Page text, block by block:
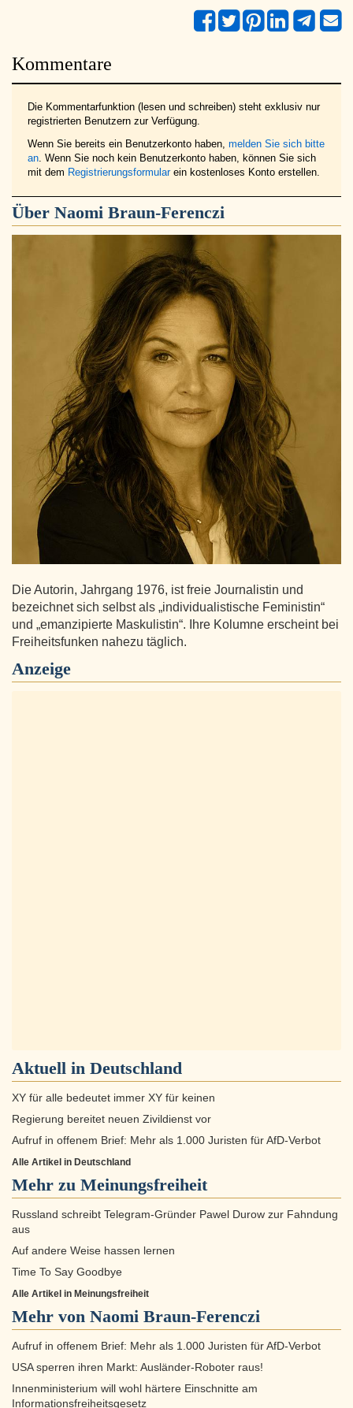
Kommentare
Die Kommentarfunktion (lesen und schreiben) steht exklusiv nur
registrierten Benutzern zur Verfügung.
Wenn Sie bereits ein Benutzerkonto haben, melden Sie sich bitte
an . Wenn Sie noch kein Benutzerkonto haben, können Sie sich
mit dem Registrierungsformularein kostenloses Konto erstellen.
Über Naomi Braun-Ferenczi
Die Autorin, Jahrgang 1976, ist freie Journalistin und
bezeichnet sich selbst als „individualistische Feministin“
und „emanzipierte Maskulistin“. Ihre Kolumne erscheint bei
Freiheitsfunken nahezu täglich.
Anzeige
Aktuell in Deutschland
XY für alle bedeutet immer XY für keinen
Regierung bereitet neuen Zivildienst vor
Aufruf in offenem Brief: Mehr als 1.000 Juristen für AfD-Verbot
Alle Artikel in Deutschland
Mehr zu Meinungsfreiheit
Russland schreibt Telegram-Gründer Pawel Durow zur Fahndung
aus
Auf andere Weise hassen lernen
Time To Say Goodbye
Alle Artikel in Meinungsfreiheit
Mehr von Naomi Braun-Ferenczi
Aufruf in offenem Brief: Mehr als 1.000 Juristen für AfD-Verbot
USA sperren ihren Markt: Ausländer-Roboter raus!
Innenministerium will wohl härtere Einschnitte am
Informationsfreiheitsgesetz